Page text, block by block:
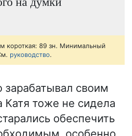
короткая: 89 зн. Минимальный
руководство.
своим
Катя тоже не сидела
обеспечить
особенно